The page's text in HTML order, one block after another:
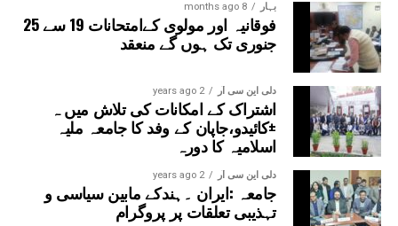
بہار 8 months ago
فوقانیہ اور مولوی کےامتحانات 19 سے 25
جنوری تک ہوں گے منعقد
دلی این سی آر 2 years ago
اشتراک کے امکانات کی تلاش میں ہ
±کائیدو،جاپان کے وفد کا جامعہ ملیہ
اسلامیہ کا دورہ
دلی این سی آر 2 years ago
جامعہ :ایران ۔ہندکے مابین سیاسی و
تہذیبی تعلقات پر پروگرام